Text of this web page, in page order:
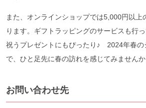
また、オンラインショップでは5,000円以上
ります。ギフトラッピングのサービスも行
祝うプレゼントにもぴったり♪ 2024年春の
で、ひと足先に春の訪れを感じてみませんか
お問い合わせ先